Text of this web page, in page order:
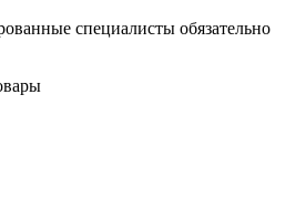
специалисты обязательно